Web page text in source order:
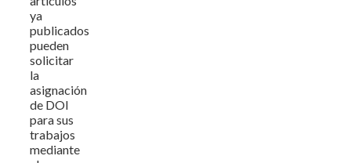
ya
publicados
pueden
solicitar
la
asignación
de DOI
para sus
trabajos
mediante